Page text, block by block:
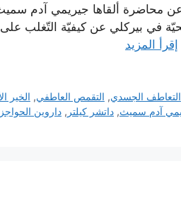
محاضرة ألقاها جيريمي آدم
في بيركلي عن كيفيّة التّغلب
إقرأ المزيد
التعاطف الجسدي, التقمص العاطفي, الخير
آدم سميث, داتشر كيلتر , داروين الحواجز